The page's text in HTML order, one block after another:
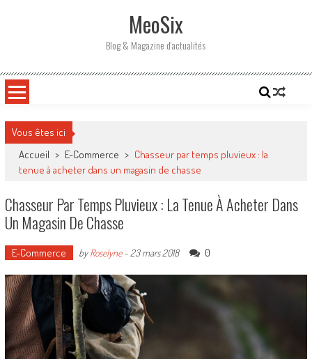
MeoSix
Blog & Magazine d'actualités
Vous êtes ici
Accueil > E-Commerce > Chasseur par temps pluvieux : la
tenue à acheter dans un magasin de chasse
Chasseur Par Temps Pluvieux : La Tenue À Acheter Dans
Un Magasin De Chasse
E-Commerce byRoselyne- 23 mars 2018 0